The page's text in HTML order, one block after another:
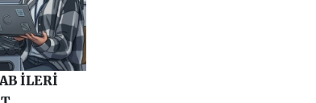
İLERİ